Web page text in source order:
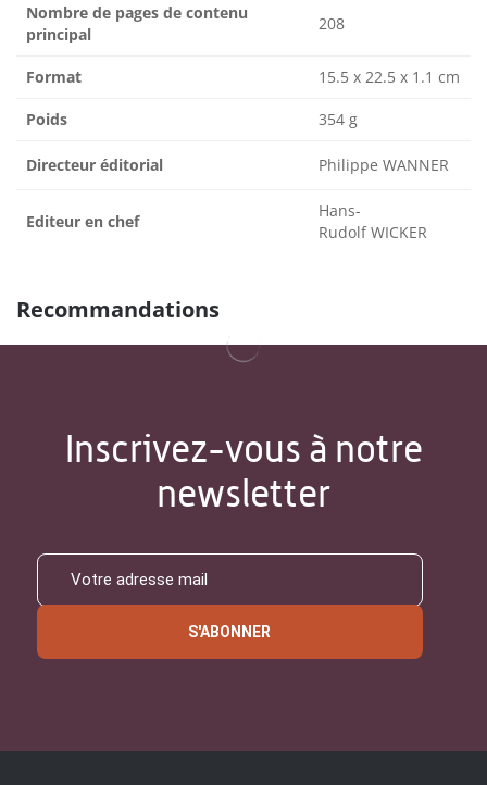
Nombre de pages de contenu
principal
208
Format 15.5 x 22.5 x 1.1 cm
Poids 354 g
Directeur éditorial Philippe WANNER
Editeur en chef
Hans-
Rudolf WICKER
Recommandations
Inscrivez-vous à notre
newsletter
S'ABONNER